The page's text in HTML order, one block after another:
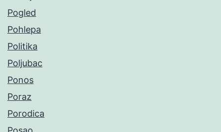
Pogled
Pohlepa
Politika
Poljubac
Ponos
Poraz
Porodica